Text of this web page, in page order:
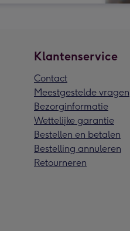
Klantenservice
Contact
Meestgestelde vragen
Bezorginformatie
Wettelijke garantie
Bestellen en betalen
Bestelling annuleren
Retourneren